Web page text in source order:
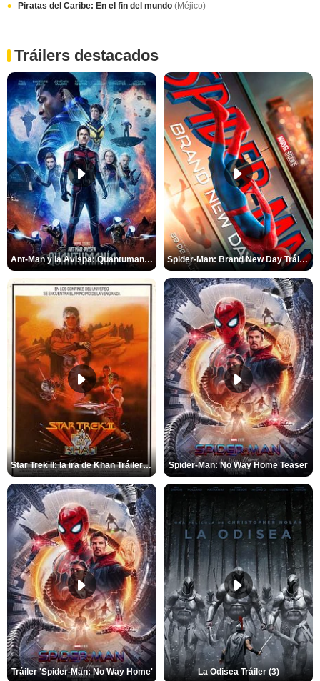
Piratas del Caribe: En el fin del mundo (Méjico)
Tráilers destacados
Ant-Man y la Avispa: Quantumanía Tráiler (2) Spider-Man: Brand New Day Tráiler (3)
Star Trek II: la ira de Khan Tráiler VO Spider-Man: No Way Home Teaser
Tráiler 'Spider-Man: No Way Home' La Odisea Tráiler (3)